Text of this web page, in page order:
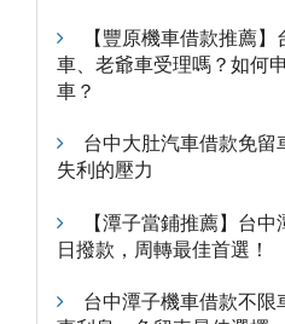
【豐原機車借款推薦
車、老爺車受理嗎？如何
車？
台中大肚汽車借款免
失利的壓力
【潭子當鋪推薦】台
日撥款，周轉最佳首選！
台中潭子機車借款不